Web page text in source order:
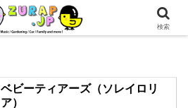
ベビーティアーズ（ソレイロリ
ア）
検索